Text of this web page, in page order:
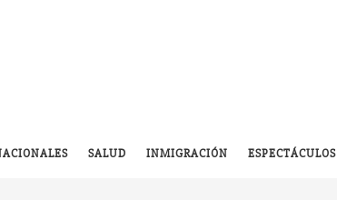
SALUD INMIGRACIÓN ESPECTÁCULOS